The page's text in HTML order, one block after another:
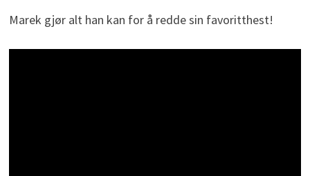
Marek gjør alt han kan for å redde sin favoritthest!